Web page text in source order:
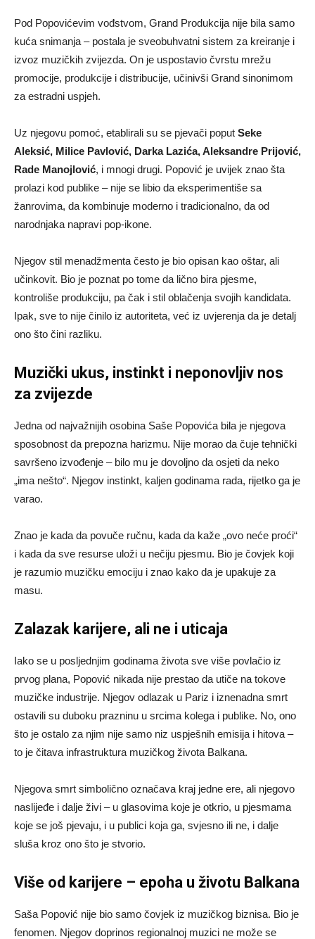
Pod Popovićevim vođstvom, Grand Produkcija nije bila samo
kuća snimanja – postala je sveobuhvatni sistem za kreiranje i
izvoz muzičkih zvijezda. On je uspostavio čvrstu mrežu
promocije, produkcije i distribucije, učinivši Grand sinonimom
za estradni uspjeh.
Uz njegovu pomoć, etablirali su se pjevači poput Seke
Aleksić, Milice Pavlović, Darka Lazića, Aleksandre Prijović,
Rade Manojlović, i mnogi drugi. Popović je uvijek znao šta
prolazi kod publike – nije se libio da eksperimentiše sa
žanrovima, da kombinuje moderno i tradicionalno, da od
narodnjaka napravi pop-ikone.
Njegov stil menadžmenta često je bio opisan kao oštar, ali
učinkovit. Bio je poznat po tome da lično bira pjesme,
kontroliše produkciju, pa čak i stil oblačenja svojih kandidata.
Ipak, sve to nije činilo iz autoriteta, već iz uvjerenja da je detalj
ono što čini razliku.
Muzički ukus, instinkt i neponovljiv nos
za zvijezde
Jedna od najvažnijih osobina Saše Popovića bila je njegova
sposobnost da prepozna harizmu. Nije morao da čuje tehnički
savršeno izvođenje – bilo mu je dovoljno da osjeti da neko
„ima nešto“. Njegov instinkt, kaljen godinama rada, rijetko ga je
varao.
Znao je kada da povuče ručnu, kada da kaže „ovo neće proći“
i kada da sve resurse uloži u nečiju pjesmu. Bio je čovjek koji
je razumio muzičku emociju i znao kako da je upakuje za
masu.
Zalazak karijere, ali ne i uticaja
Iako se u posljednjim godinama života sve više povlačio iz
prvog plana, Popović nikada nije prestao da utiče na tokove
muzičke industrije. Njegov odlazak u Pariz i iznenadna smrt
ostavili su duboku prazninu u srcima kolega i publike. No, ono
što je ostalo za njim nije samo niz uspješnih emisija i hitova –
to je čitava infrastruktura muzičkog života Balkana.
Njegova smrt simbolično označava kraj jedne ere, ali njegovo
naslijeđe i dalje živi – u glasovima koje je otkrio, u pjesmama
koje se još pjevaju, i u publici koja ga, svjesno ili ne, i dalje
sluša kroz ono što je stvorio.
Više od karijere – epoha u životu Balkana
Saša Popović nije bio samo čovjek iz muzičkog biznisa. Bio je
fenomen. Njegov doprinos regionalnoj muzici ne može se